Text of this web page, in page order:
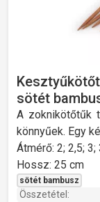
sötét
A zoknikötőtűk
könnyűek. Egy
Átmérő: 2; 2,5; 3;
Hossz: 25 cm
sötét bambusz
Összetétel: